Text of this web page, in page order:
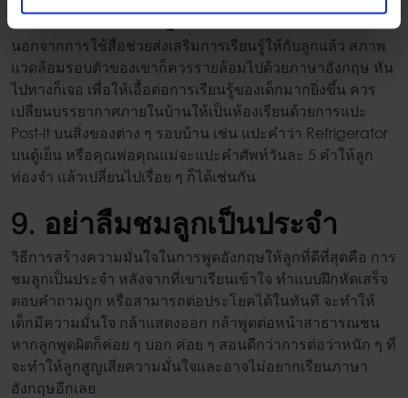
ต่อการเรียนรู้
นอกจากการใช้สื่อช่วยส่งเสริมการเรียนรู้ให้กับลูกแล้ว สภาพ
แวดล้อมรอบตัวของเขาก็ควรรายล้อมไปด้วยภาษาอังกฤษ หัน
ไปทางก็เจอ เพื่อให้เอื้อต่อการเรียนรู้ของเด็กมากยิ่งขึ้น ควร
เปลี่ยนบรรยากาศภายในบ้านให้เป็นห้องเรียนด้วยการแปะ
Post-it บนสิ่งของต่าง ๆ รอบบ้าน เช่น แปะคำว่า Refrigerator
บนตู้เย็น หรือคุณพ่อคุณแม่จะแปะคำศัพท์วันละ 5 คำให้ลูก
ท่องจำ แล้วเปลี่ยนไปเรื่อย ๆ ก็ได้เช่นกัน
9. อย่าลืมชมลูกเป็นประจำ
วิธีการสร้างความมั่นใจในการพูดอังกฤษให้ลูกที่ดีที่สุดคือ การ
ชมลูกเป็นประจำ หลังจากที่เขาเรียนเข้าใจ ทำแบบฝึกหัดเสร็จ
ตอบคำถามถูก หรือสามารถต่อประโยคได้ในทันที จะทำให้
เด็กมีความมั่นใจ กล้าแสดงออก กล้าพูดต่อหน้าสาธารณชน
หากลูกพูดผิดก็ค่อย ๆ บอก ค่อย ๆ สอนดีกว่าการต่อว่าหนัก ๆ ที่
จะทำให้ลูกสูญเสียความมั่นใจและอาจไม่อยากเรียนภาษา
อังกฤษอีกเลย